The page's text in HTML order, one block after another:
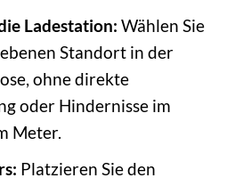
Ladestation: Wählen Sie
Standort in der
ohne direkte
oder Hindernisse im
Meter.
Platzieren Sie den